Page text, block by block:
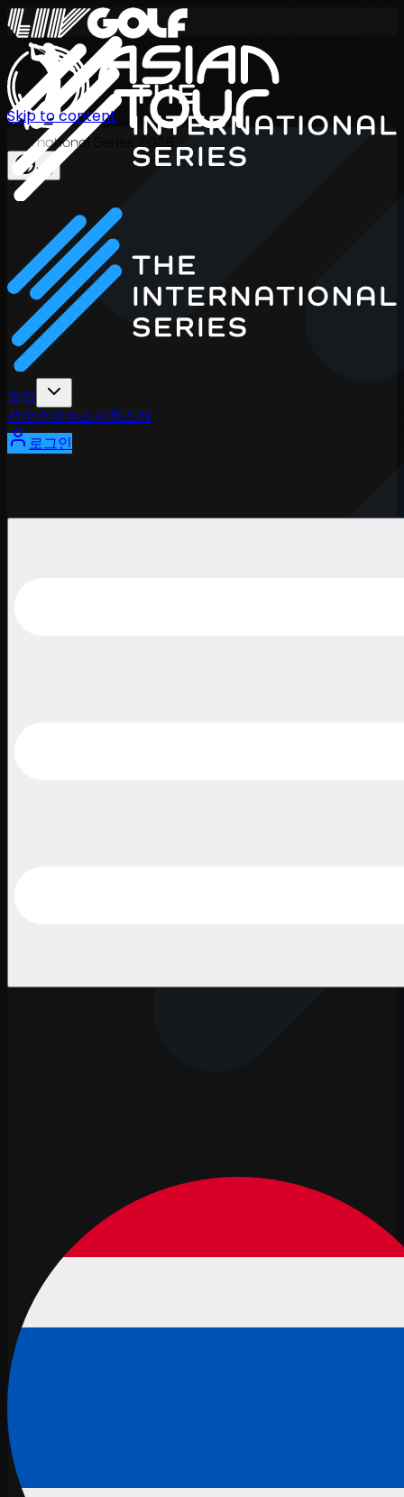
International Series 2026
KO
일정
선수순위 뉴스시청소개
로그인
Skip to content